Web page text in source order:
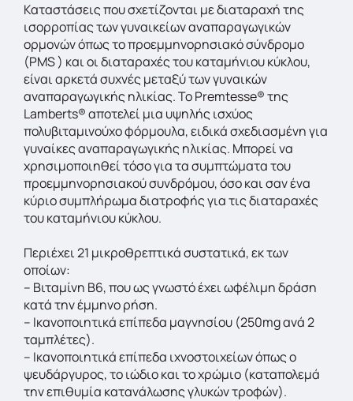
Καταστάσεις που σχετίζονται με διαταραχή της
ισορροπίας των γυναικείων αναπαραγωγικών
ορμονών όπως το προεμμηνορησιακό σύνδρομο
(PMS ) και οι διαταραχές του καταμήνιου κύκλου,
είναι αρκετά συχνές μεταξύ των γυναικών
αναπαραγωγικής ηλικίας. Το Premtesse® της
Lamberts® αποτελεί μια υψηλής ισχύος
πολυβιταμινούχο φόρμουλα, ειδικά σχεδιασμένη για
γυναίκες αναπαραγωγικής ηλικίας. Μπορεί να
χρησιμοποιηθεί τόσο για τα συμπτώματα του
προεμμηνορησιακού συνδρόμου, όσο και σαν ένα
κύριο συμπλήρωμα διατροφής για τις διαταραχές
του καταμήνιου κύκλου.
Περιέχει 21 μικροθρεπτικά συστατικά, εκ των
οποίων:
– Βιταμίνη Β6, που ως γνωστό έχει ωφέλιμη δράση
κατά την έμμηνο ρήση.
– Ικανοποιητικά επίπεδα μαγνησίου (250mg ανά 2
ταμπλέτες).
– Ικανοποιητικά επίπεδα ιχνοστοιχείων όπως ο
ψευδάργυρος, το ιώδιο και το χρώμιο (καταπολεμά
την επιθυμία κατανάλωσης γλυκών τροφών).